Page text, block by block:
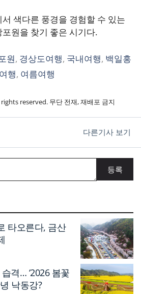
색다른 풍경을 경험할 수 있는
원을 찾기 좋은 시기다.
원, 경상도여행, 국내여행, 백일홍
여행, 여름여행
reserved. 무단 전재, 재배포 금지
다른기사 보기
타오른다, 금산
격… ‘2026 봄꽃
낙동강?